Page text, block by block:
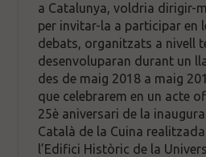
a Catalunya, voldria dirigir-
per invitar-la a participar en
debats, organitzats a nivell
desenvoluparan durant un
des de maig 2018 a maig
que celebrarem en un acte
25è aniversari de la
Català de la Cuina
l’Edifici Històric de la